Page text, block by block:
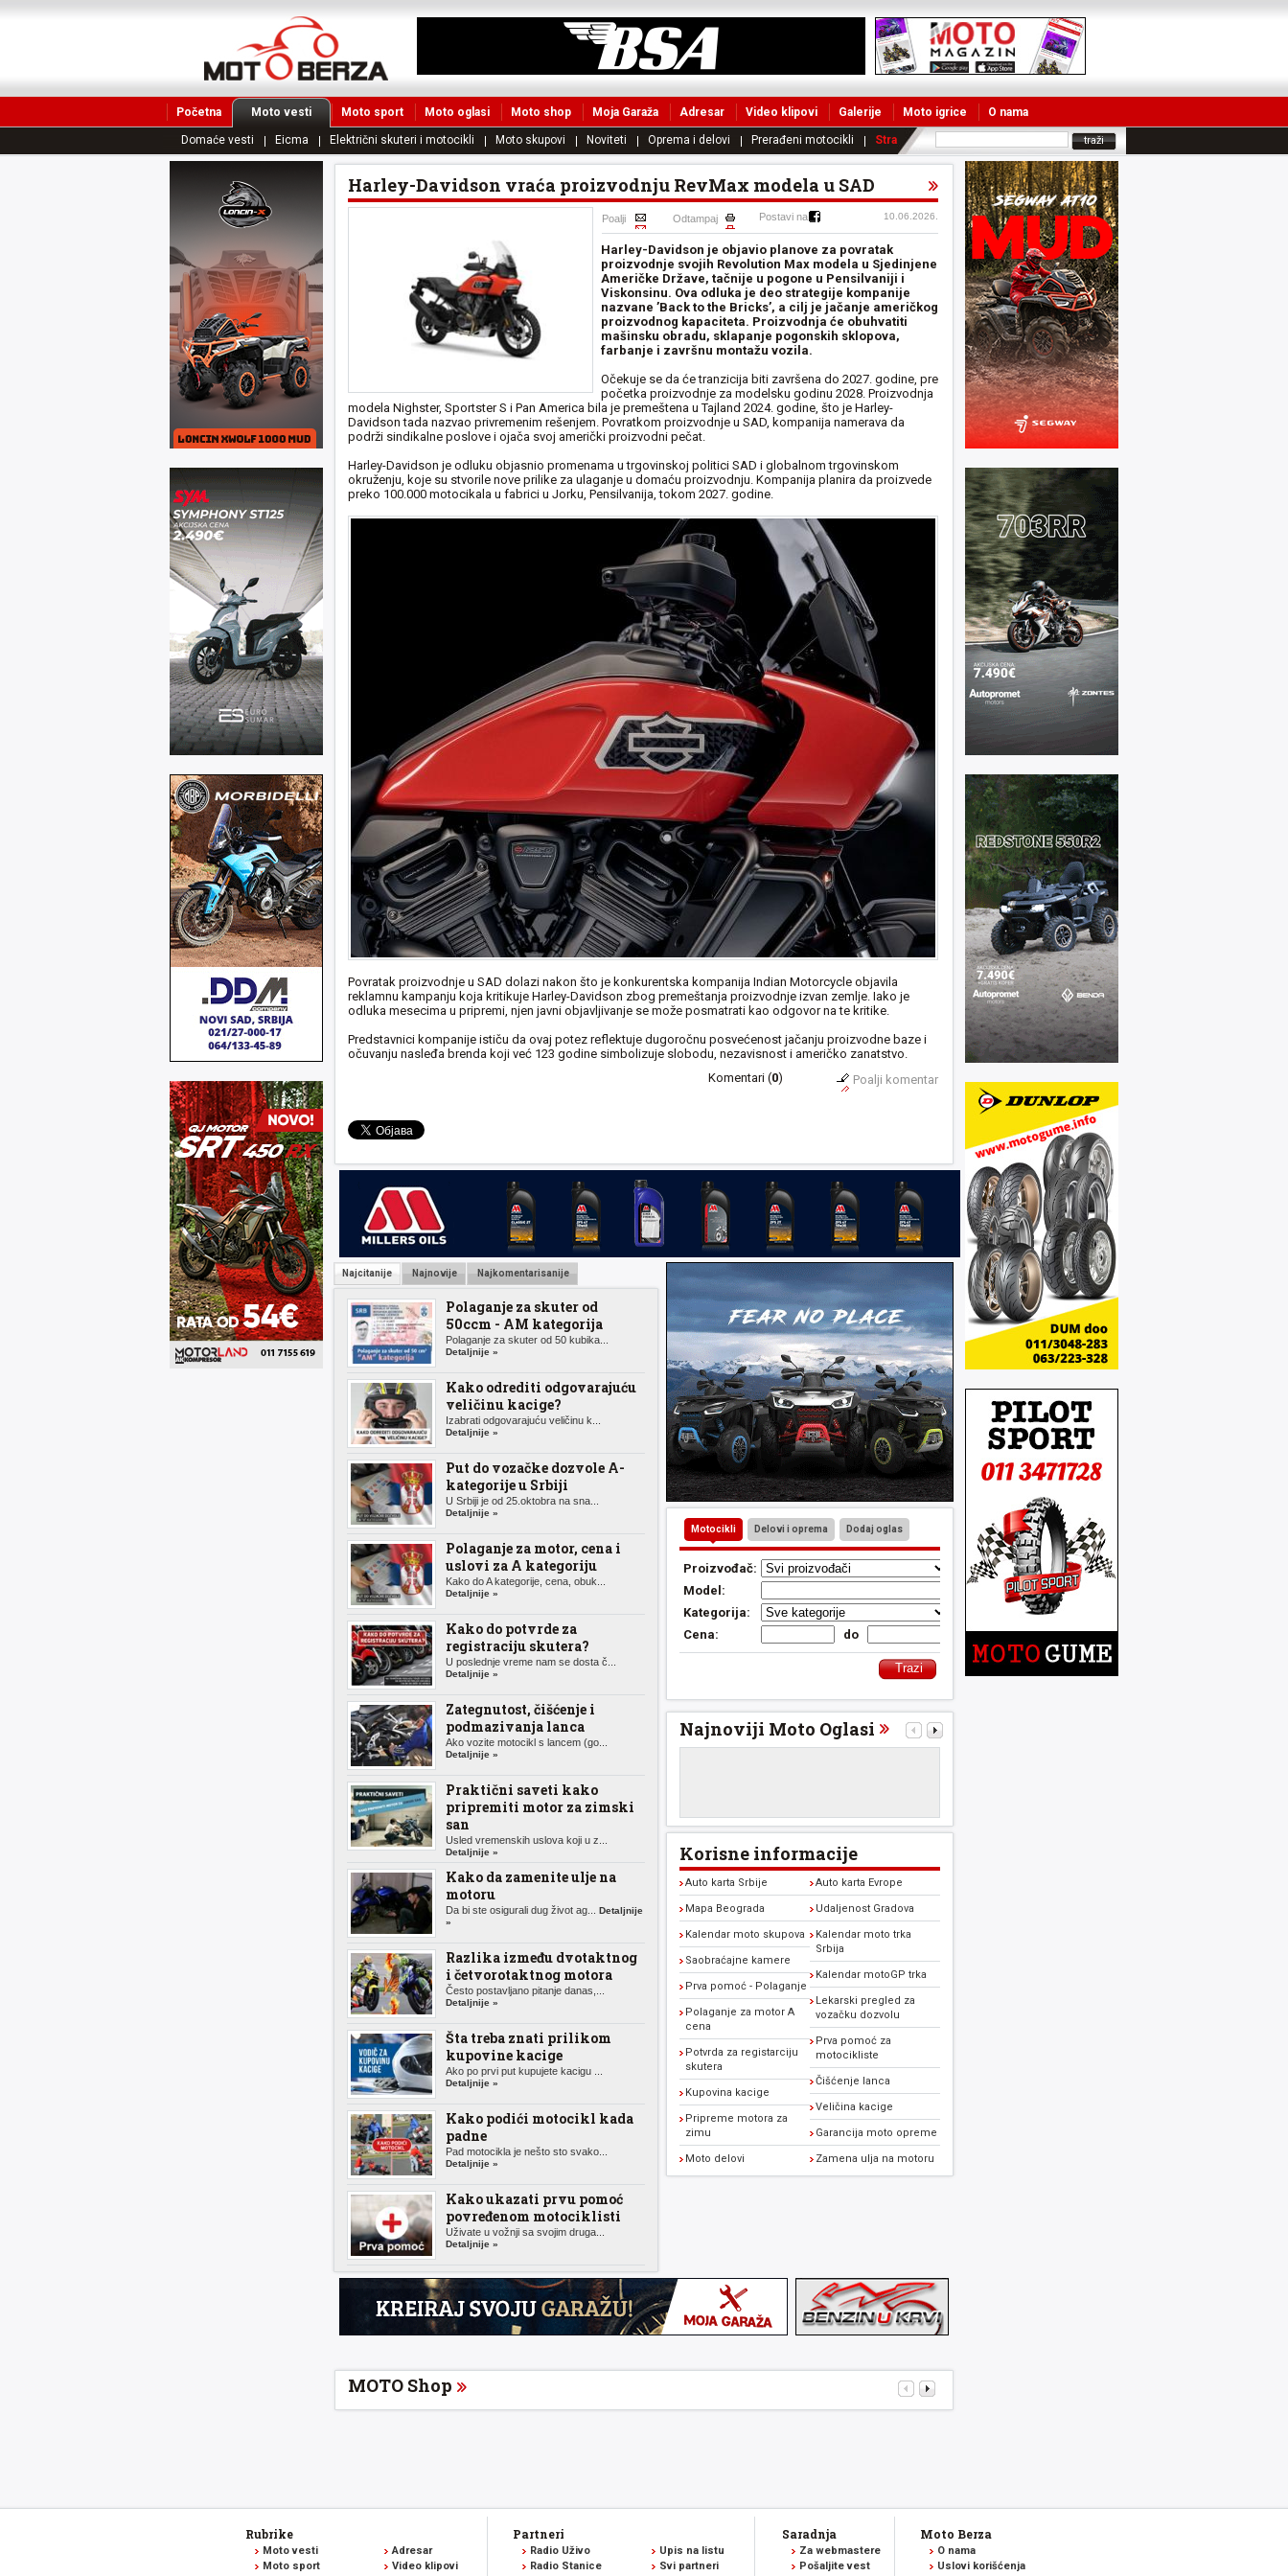
Početna Moto vesti Moto sport Moto oglasi Moto shop Moja Garaža Adresar Video klipovi Galerije Moto igrice O nama
Domaće vesti Eicma Električni skuteri i motocikli Moto skupovi Noviteti Oprema i delovi Prerađeni motocikli Strane vesti
Harley-Davidson vraća proizvodnju RevMax modela u SAD
Poalji Odtampaj Postavi na 10.06.2026.
Harley-Davidson je objavio planove za povratak
proizvodnje svojih Revolution Max modela u Sjedinjene
Američke Države, tačnije u pogone u Pensilvaniji i
Viskonsinu. Ova odluka je deo strategije kompanije
nazvane ’Back to the Bricks’, a cilj je jačanje američkog
proizvodnog kapaciteta. Proizvodnja će obuhvatiti
mašinsku obradu, sklapanje pogonskih sklopova,
farbanje i završnu montažu vozila.
Očekuje se da će tranzicija biti završena do 2027. godine, pre
početka proizvodnje za modelsku godinu 2028. Proizvodnja
modela Nighster, Sportster S i Pan America bila je premeštena u Tajland 2024. godine, što je Harley-
Davidson tada nazvao privremenim rešenjem. Povratkom proizvodnje u SAD, kompanija namerava da
podrži sindikalne poslove i ojača svoj američki proizvodni pečat.
Harley-Davidson je odluku objasnio promenama u trgovinskoj politici SAD i globalnom trgovinskom
okruženju, koje su stvorile nove prilike za ulaganje u domaću proizvodnju. Kompanija planira da proizvede
preko 100.000 motocikala u fabrici u Jorku, Pensilvanija, tokom 2027. godine.
Povratak proizvodnje u SAD dolazi nakon što je konkurentska kompanija Indian Motorcycle objavila
reklamnu kampanju koja kritikuje Harley-Davidson zbog premeštanja proizvodnje izvan zemlje. Iako je
odluka mesecima u pripremi, njen javni objavljivanje se može posmatrati kao odgovor na te kritike.
Predstavnici kompanije ističu da ovaj potez reflektuje dugoročnu posvećenost jačanju proizvodne baze i
očuvanju nasleđa brenda koji već 123 godine simbolizuje slobodu, nezavisnost i američko zanatstvo.
Komentari (0) Poalji komentar
Najcitanije Najnovije Najkomentarisanije
Polaganje za skuter od
50ccm - AM kategorija
Polaganje za skuter od 50 kubika...
Detaljnije »
Kako odrediti odgovarajuću
veličinu kacige?
Izabrati odgovarajuću veličinu k...
Detaljnije »
Put do vozačke dozvole A-
kategorije u Srbiji
U Srbiji je od 25.oktobra na sna...
Detaljnije »
Polaganje za motor, cena i
uslovi za A kategoriju
Kako do A kategorije, cena, obuk...
Detaljnije »
Kako do potvrde za
registraciju skutera?
U poslednje vreme nam se dosta č...
Detaljnije »
Zategnutost, čišćenje i
podmazivanja lanca
Ako vozite motocikl s lancem (go...
Detaljnije »
Praktični saveti kako
pripremiti motor za zimski
san
Usled vremenskih uslova koji u z...
Detaljnije »
Kako da zamenite ulje na
motoru
Da bi ste osigurali dug život ag... Detaljnije
»
Razlika između dvotaktnog
i četvorotaktnog motora
Često postavljano pitanje danas,...
Detaljnije »
Šta treba znati prilikom
kupovine kacige
Ako po prvi put kupujete kacigu ...
Detaljnije »
Kako podići motocikl kada
padne
Pad motocikla je nešto sto svako...
Detaljnije »
Kako ukazati prvu pomoć
povređenom motociklisti
Uživate u vožnji sa svojim druga...
Detaljnije »
Motocikli Delovi i oprema Dodaj oglas
Proizvođač:
Model:
Kategorija:
Cena:
do
Najnoviji Moto Oglasi
Korisne informacije
Auto karta Srbije
Mapa Beograda
Kalendar moto skupova
Saobraćajne kamere
Prva pomoć - Polaganje
Polaganje za motor A
cena
Potvrda za registarciju
skutera
Kupovina kacige
Pripreme motora za
zimu
Moto delovi
Auto karta Evrope
Udaljenost Gradova
Kalendar moto trka
Srbija
Kalendar motoGP trka
Lekarski pregled za
vozačku dozvolu
Prva pomoć za
motocikliste
Čišćenje lanca
Veličina kacige
Garancija moto opreme
Zamena ulja na motoru
MOTO Shop
Rubrike
Moto vesti
Moto sport
Adresar
Video klipovi
Partneri
Radio Uživo
Radio Stanice
Upis na listu
Svi partneri
Saradnja
Za webmastere
Pošaljite vest
Moto Berza
O nama
Uslovi korišćenja